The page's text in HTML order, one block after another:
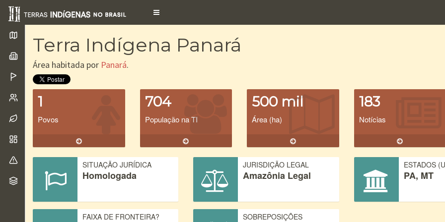
Toggle
Terra Indígena Panará
Área habitada por Panará.
1
Povos
704
População na TI
500 mil
Área (ha)
183
Notícias
SITUAÇÃO JURÍDICA
Homologada
JURISDIÇÃO LEGAL
Amazônia Legal
ESTADOS
PA, MT
FAIXA DE FRONTEIRA? SOBREPOSIÇÕES